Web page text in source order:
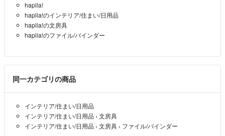
hapila!
hapila!のインテリア/住まい/日用品
hapila!の文房具
hapila!のファイル/バインダー
同一カテゴリの商品
インテリア/住まい/日用品
インテリア/住まい/日用品 › 文房具
インテリア/住まい/日用品 › 文房具 › ファイル/バインダー